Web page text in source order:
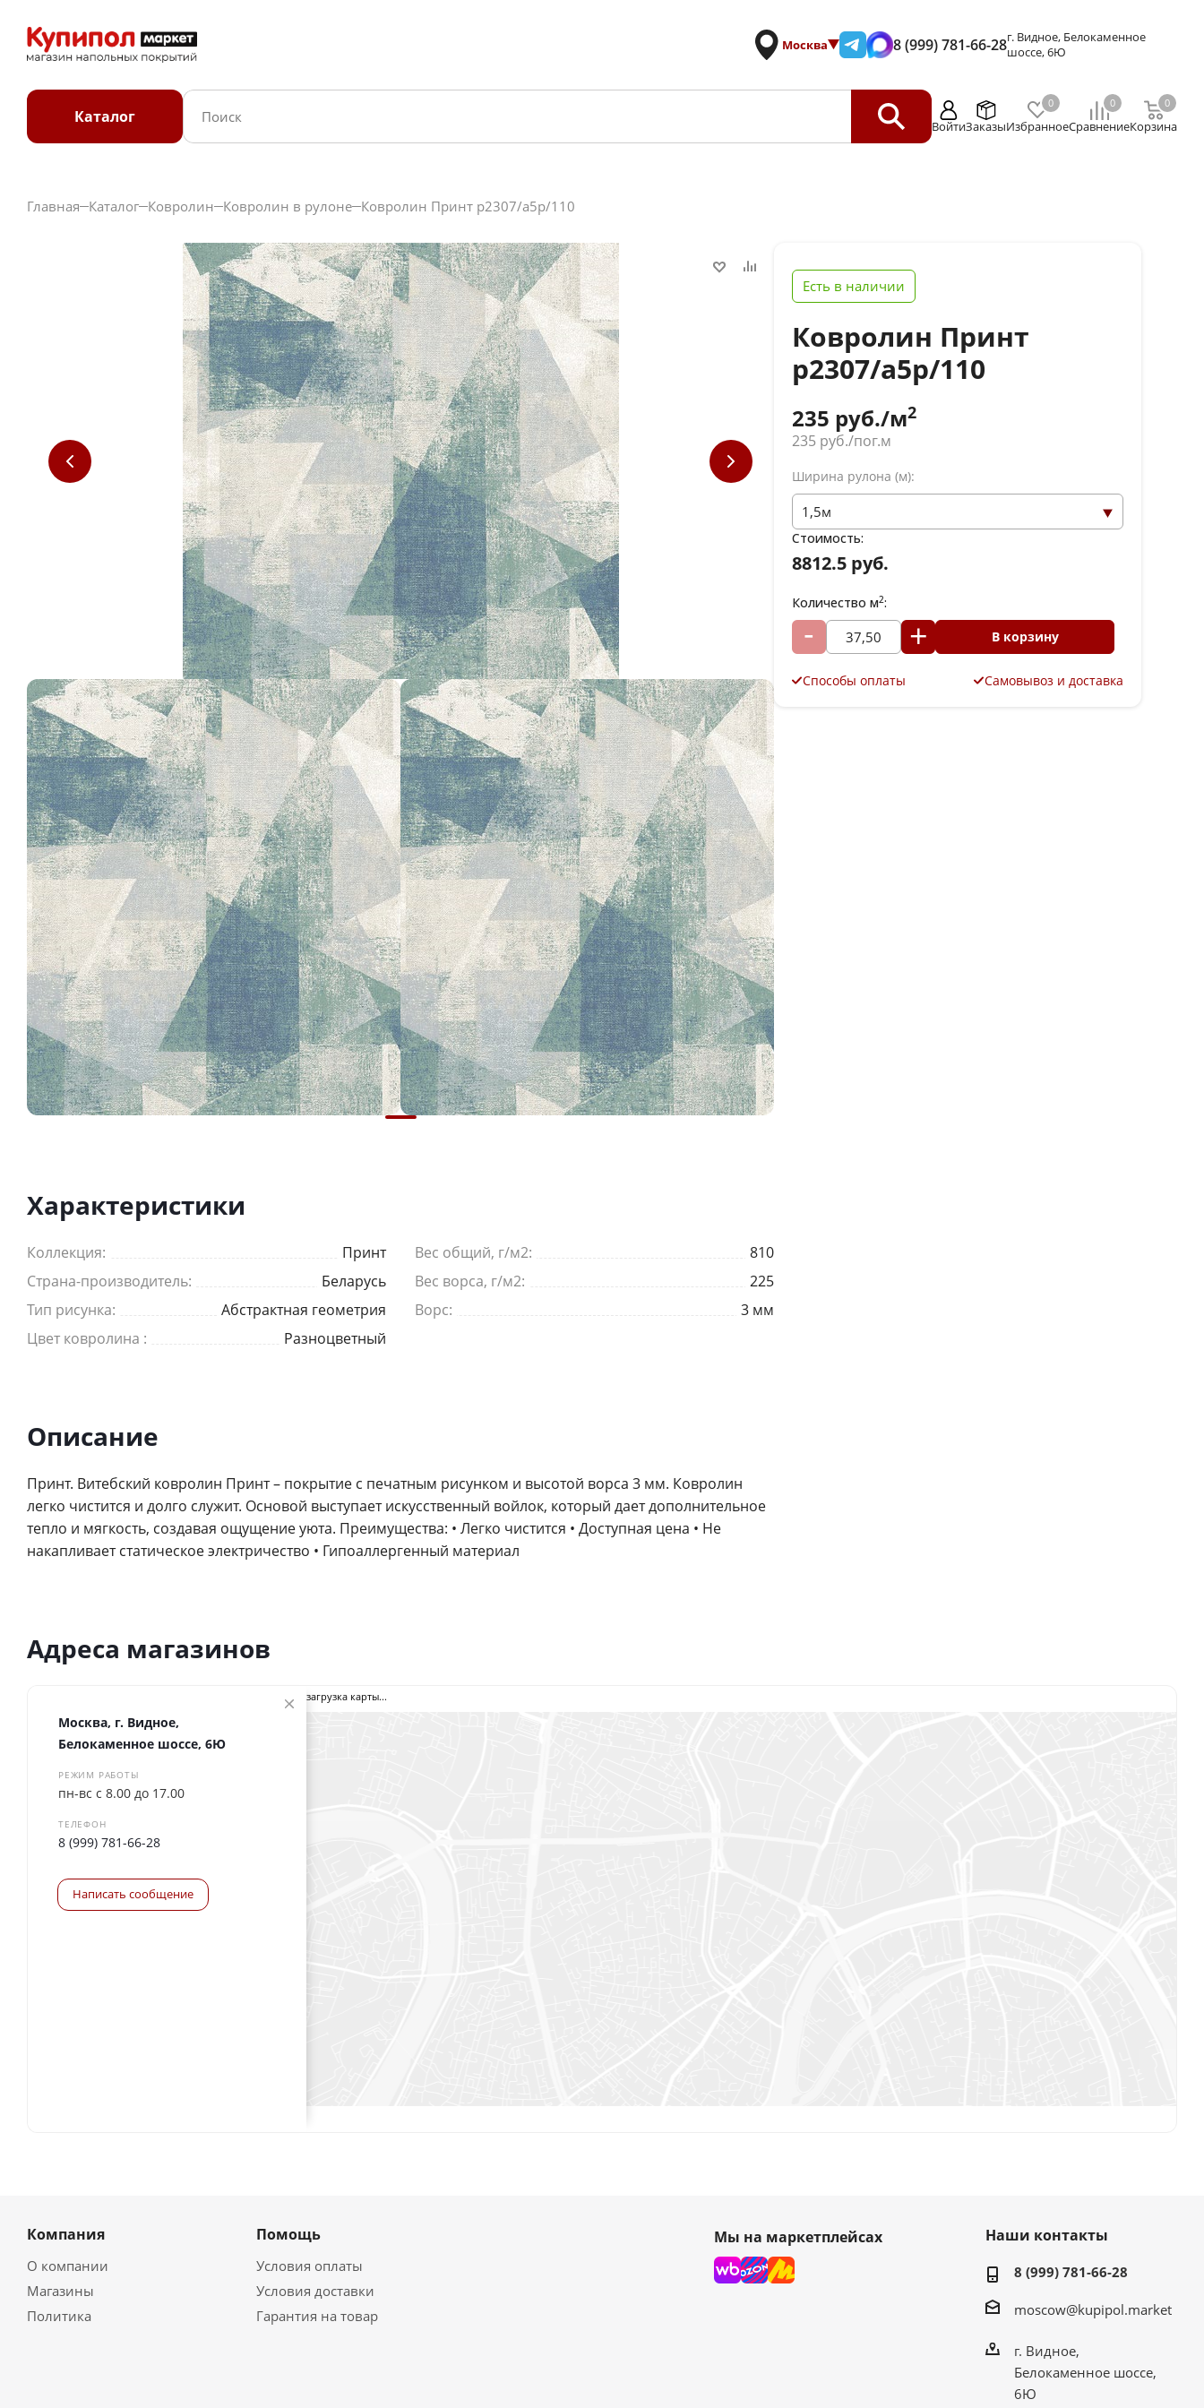
Москва 8 (999) 781-66-28г. Видное, Белокаменное
шоссе, 6Ю
Каталог ВойтиЗаказы
0
Избранное
0
Сравнение
0
Корзина
Главная Каталог Ковролин Ковролин в рулоне Ковролин Принт p2307/a5p/110
Характеристики
Коллекция:
Принт
Страна-производитель:
Беларусь
Тип рисунка:
Абстрактная геометрия
Цвет ковролина :
Разноцветный
Вес общий, г/м2:
810
Вес ворса, г/м2:
225
Ворс:
3 мм
Описание
Принт. Витебский ковролин Принт – покрытие с печатным рисунком и высотой ворса 3 мм. Ковролин
легко чистится и долго служит. Основой выступает искусственный войлок, который дает дополнительное
тепло и мягкость, создавая ощущение уюта. Преимущества: • Легко чистится • Доступная цена • Не
накапливает статическое электричество • Гипоаллергенный материал
Есть в наличии
Ковролин Принт
p2307/a5p/110
235 руб./м2
235 руб./пог.м
Ширина рулона (м):
Стоимость:
8812.5 руб.
Количество м2:
В корзину
Способы оплаты Самовывоз и доставка
Адреса магазинов
Москва, г. Видное,
Белокаменное шоссе, 6Ю
РЕЖИМ РАБОТЫ
пн-вс с 8.00 до 17.00
ТЕЛЕФОН
8 (999) 781-66-28
Написать сообщение
загрузка карты...
Компания
О компании
Магазины
Политика
Помощь
Условия оплаты
Условия доставки
Гарантия на товар
Мы на маркетплейсах Наши контакты
8 (999) 781-66-28
moscow@kupipol.market
г. Видное,
Белокаменное шоссе,
6Ю
E-mail
Комментарий
Отправить